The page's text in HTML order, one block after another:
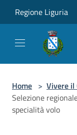
Regione Liguria
Home > Vivere il
Selezione
specialità volo